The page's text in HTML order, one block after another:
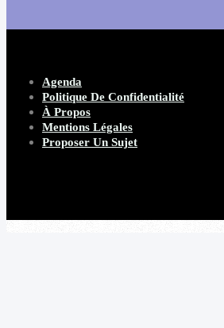
Agenda
Politique De Confidentialité
À Propos
Mentions Légales
Proposer Un Sujet